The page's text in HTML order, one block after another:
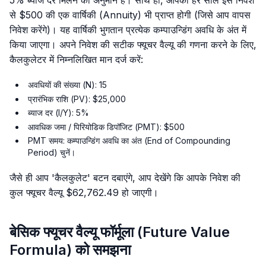
से $500 की एक वार्षिकी (Annuity) भी प्राप्त होगी (जिसे आप वापस
निवेश करेंगे)। यह वार्षिकी भुगतान प्रत्येक कम्पाउन्डिंग अवधि के अंत में
किया जाएगा। अपने निवेश की सटीक फ्यूचर वैल्यू की गणना करने के लिए,
कैलकुलेटर में निम्नलिखित मान दर्ज करें:
अवधियों की संख्या (N): 15
प्रारंभिक राशि (PV): $25,000
ब्याज दर (I/Y): 5%
आवधिक जमा / पिरियोडिक डिपॉजिट (PMT): $500
PMT समय: कम्पाउन्डिंग अवधि का अंत (End of Compounding
Period) चुनें।
जैसे ही आप 'कैलकुलेट' बटन दबाएंगे, आप देखेंगे कि आपके निवेश की
कुल फ्यूचर वैल्यू $62,762.49 हो जाएगी।
बेसिक फ्यूचर वैल्यू फॉर्मूला (Future Value
Formula) को समझना